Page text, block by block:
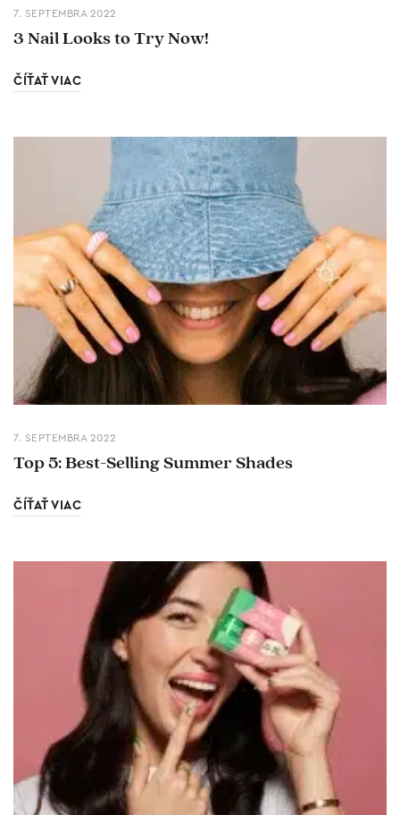
7. SEPTEMBRA 2022
3 Nail Looks to Try Now!
ČÍŤAŤ VIAC
7. SEPTEMBRA 2022
Top 5: Best-Selling Summer Shades
ČÍŤAŤ VIAC